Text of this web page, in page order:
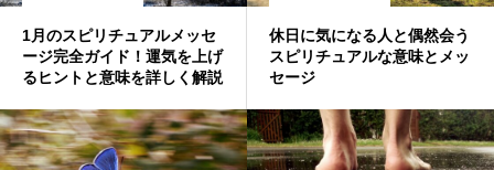
1月のスピリチュアルメッセ
ージ完全ガイド！運気を上げ
るヒントと意味を詳しく解説
休日に気になる人と偶然会う
スピリチュアルな意味とメッ
セージ